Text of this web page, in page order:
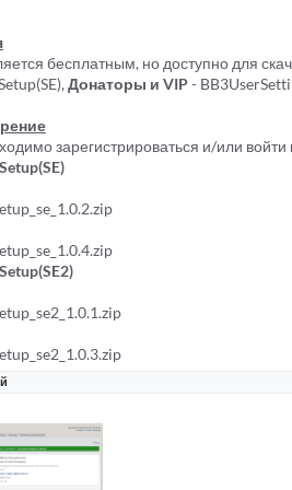
бесплатным, но доступно для
Донаторы и VIP-
зарегистрироваться и/или